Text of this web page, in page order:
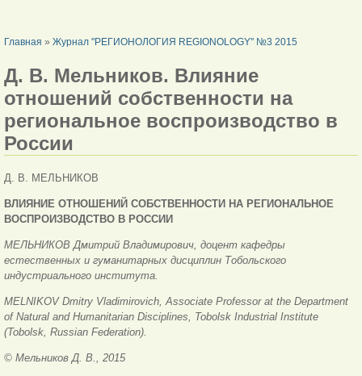
ВЫ ЗДЕСЬ
Главная » Журнал "РЕГИОНОЛОГИЯ REGIONOLOGY" №3 2015
Д. В. Мельников. Влияние
отношений собственности на
региональное воспроизводство в
России
Д. В. МЕЛЬНИКОВ
ВЛИЯНИЕ ОТНОШЕНИЙ СОБСТВЕННОСТИ НА РЕГИОНАЛЬНОЕ
ВОСПРОИЗВОДСТВО В РОССИИ
MEЛЬНИКОВ Дмитрий Владимирович, доцент кафедры
естественных и гуманитарных дисциплин Тобольского
индустриального института.
MELNIKOV Dmitry Vladimirovich, Associate Professor at the Department
of Natural and Humanitarian Disciplines, Tobolsk Industrial Institute
(Tobolsk, Russian Federation).
© Мельников Д. В., 2015